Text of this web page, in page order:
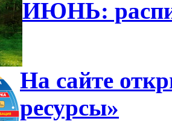
ИЮНЬ:
На сайте
ресурсы»